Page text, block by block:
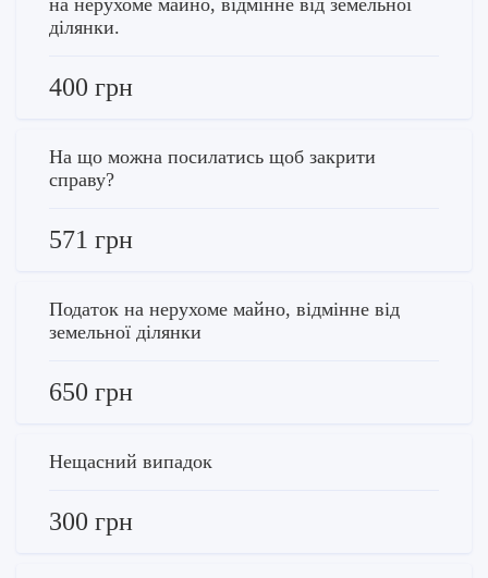
ділянки.
400 грн
На що можна посилатись щоб закрити
справу?
571 грн
Податок на нерухоме майно, відмінне від
земельної ділянки
650 грн
Нещасний випадок
300 грн